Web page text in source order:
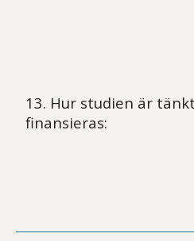
13. Hur studien är
finansieras: